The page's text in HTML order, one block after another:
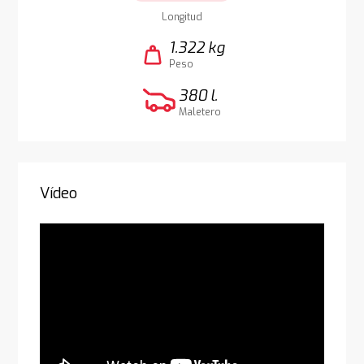
Longitud
weight 1.322 kg
Peso
380 l.
Maletero
Vídeo